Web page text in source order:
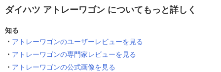
ダイハツ アトレーワゴン についてもっと詳しく
知る
アトレーワゴンのユーザーレビューを見る
アトレーワゴンの専門家レビューを見る
アトレーワゴンの公式画像を見る